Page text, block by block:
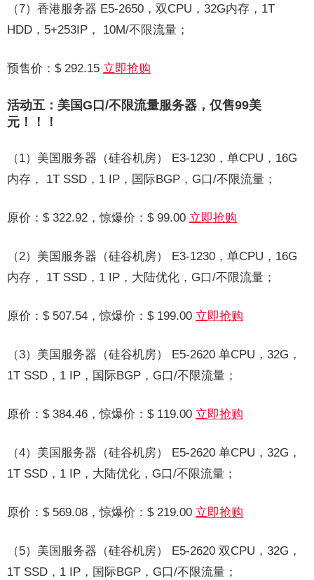
（7）香港服务器 E5-2650，双CPU，32G内存，1T
HDD，5+253IP， 10M/不限流量；
预售价：$ 292.15 立即抢购
活动五：美国G口/不限流量服务器，仅售99美
元！！！
（1）美国服务器（硅谷机房） E3-1230，单CPU，16G
内存， 1T SSD，1 IP，国际BGP，G口/不限流量；
原价：$ 322.92，惊爆价：$ 99.00 立即抢购
（2）美国服务器（硅谷机房） E3-1230，单CPU，16G
内存， 1T SSD，1 IP，大陆优化，G口/不限流量；
原价：$ 507.54，惊爆价：$ 199.00 立即抢购
（3）美国服务器（硅谷机房） E5-2620 单CPU，32G，
1T SSD，1 IP，国际BGP，G口/不限流量；
原价：$ 384.46，惊爆价：$ 119.00 立即抢购
（4）美国服务器（硅谷机房） E5-2620 单CPU，32G，
1T SSD，1 IP，大陆优化，G口/不限流量；
原价：$ 569.08，惊爆价：$ 219.00 立即抢购
（5）美国服务器（硅谷机房） E5-2620 双CPU，32G，
1T SSD，1 IP，国际BGP，G口/不限流量；